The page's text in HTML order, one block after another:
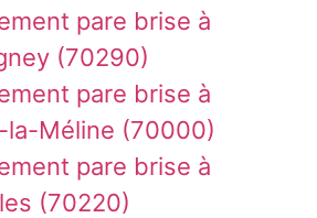
pare brise à
(70290)
pare brise à
la-Méline (70000)
pare brise à
(70220)